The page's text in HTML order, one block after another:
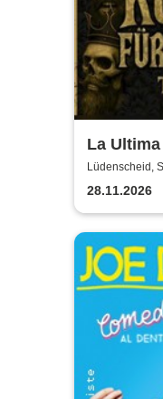
La
Tribute
Lüdenscheid,
28.11.2026